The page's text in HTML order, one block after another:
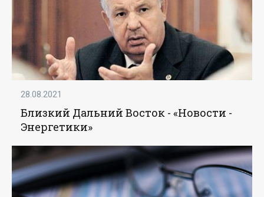
28.08.2021
Близкий Дальний Восток - «Новости -
Энергетики»